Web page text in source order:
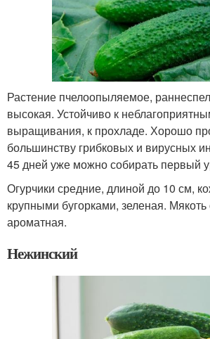
Растение пчелоопыляемое,
высокая. Устойчиво к
выращивания, к прохладе. Хорошо
большинству грибковых и вирусных
45 дней уже можно собирать первый
Огурчики средние, длиной до 10 см,
крупными бугорками, зеленая. Мякоть
ароматная.
Нежинский